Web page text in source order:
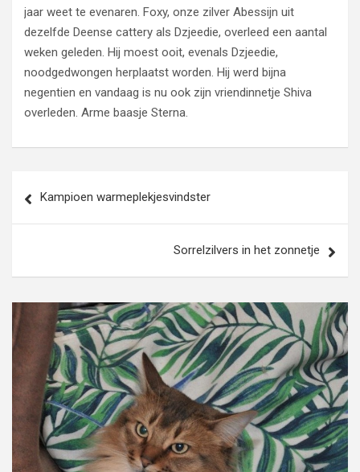
jaar weet te evenaren. Foxy, onze zilver Abessijn uit
dezelfde Deense cattery als Dzjeedie, overleed een aantal
weken geleden. Hij moest ooit, evenals Dzjeedie,
noodgedwongen herplaatst worden. Hij werd bijna
negentien en vandaag is nu ook zijn vriendinnetje Shiva
overleden. Arme baasje Sterna.
navigatie
Kampioen warmeplekjesvindster
Sorrelzilvers in het zonnetje